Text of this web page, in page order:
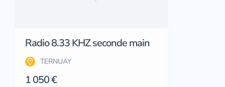
Radio 8.33 KHZ seconde main
TERNUAY
1 050 €